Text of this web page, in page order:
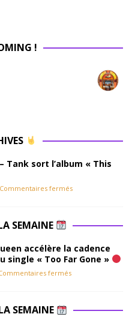
!
Tank sort l’album « This
Commentaires fermés
SEMAINE
accélère la cadence
single « Too Far Gone »
fermés
SEMAINE